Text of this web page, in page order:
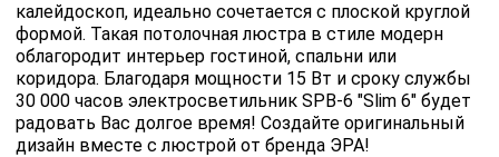
калейдоскоп, идеально сочетается с плоской круглой
формой. Такая потолочная люстра в стиле модерн
облагородит интерьер гостиной, спальни или
коридора. Благодаря мощности 15 Вт и сроку службы
30 000 часов электросветильник SPB-6 "Slim 6" будет
радовать Вас долгое время! Создайте оригинальный
дизайн вместе с люстрой от бренда ЭРА!